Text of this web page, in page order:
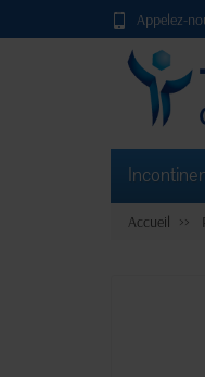
Appelez-
Accueil